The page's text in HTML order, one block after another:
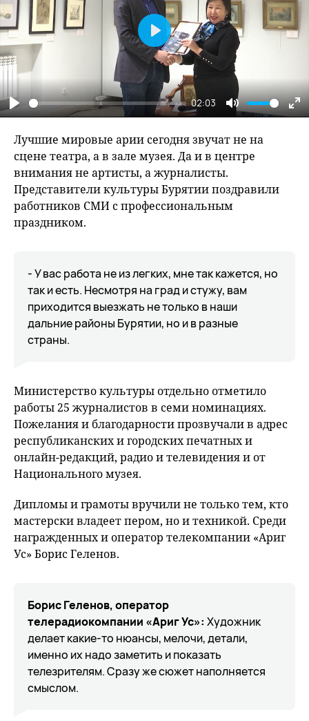
Play
02:03
Mute
Play
Лучшие мировые арии сегодня звучат не на
сцене театра, а в зале музея. Да и в центре
внимания не артисты, а журналисты.
Представители культуры Бурятии поздравили
работников СМИ с профессиональным
праздником.
- У вас работа не из легких, мне так кажется, но
так и есть. Несмотря на град и стужу, вам
приходится выезжать не только в наши
дальние районы Бурятии, но и в разные
страны.
Министерство культуры отдельно отметило
работы 25 журналистов в семи номинациях.
Пожелания и благодарности прозвучали в адрес
республиканских и городских печатных и
онлайн-редакций, радио и телевидения и от
Национального музея.
Дипломы и грамоты вручили не только тем, кто
мастерски владеет пером, но и техникой. Среди
награжденных и оператор телекомпании «Ариг
Ус» Борис Геленов.
Борис Геленов, оператор
телерадиокомпании «Ариг Ус»: Художник
делает какие-то нюансы, мелочи, детали,
именно их надо заметить и показать
телезрителям. Сразу же сюжет наполняется
смыслом.